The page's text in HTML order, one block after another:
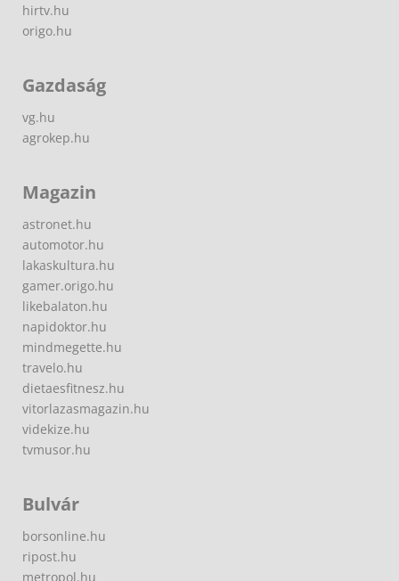
hirtv.hu
origo.hu
Gazdaság
vg.hu
agrokep.hu
Magazin
astronet.hu
automotor.hu
lakaskultura.hu
gamer.origo.hu
likebalaton.hu
napidoktor.hu
mindmegette.hu
travelo.hu
dietaesfitnesz.hu
vitorlazasmagazin.hu
videkize.hu
tvmusor.hu
Bulvár
borsonline.hu
ripost.hu
metropol.hu